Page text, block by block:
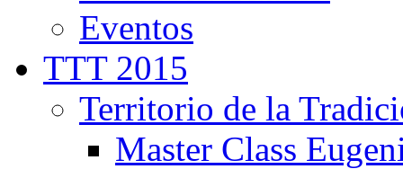
Eventos
TTT 2015
Territorio de la
Master Class